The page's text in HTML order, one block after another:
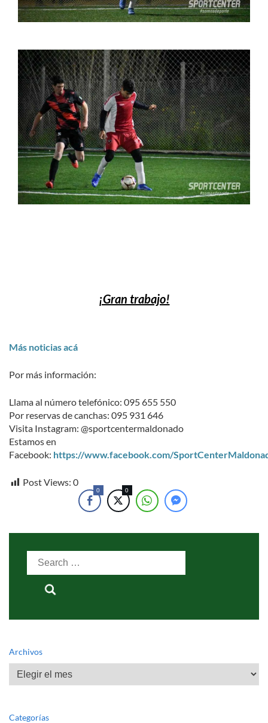
¡Gran trabajo!
Más noticias acá
Por más información:
Llama al número telefónico: 095 655 550
Por reservas de canchas: 095 931 646
Visita Instagram: @sportcentermaldonado
Estamos en
Facebook: https://www.facebook.com/
Post Views: 0
0 0
Search
for:
Archivos
Archivos
Categorías